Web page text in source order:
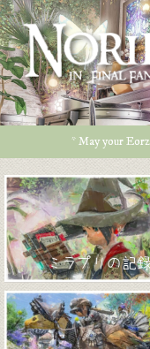
* May your
ミラプリの記